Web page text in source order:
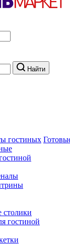
Найти
гостиных
гостиной